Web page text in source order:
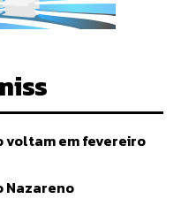
voltam em fevereiro
Nazareno